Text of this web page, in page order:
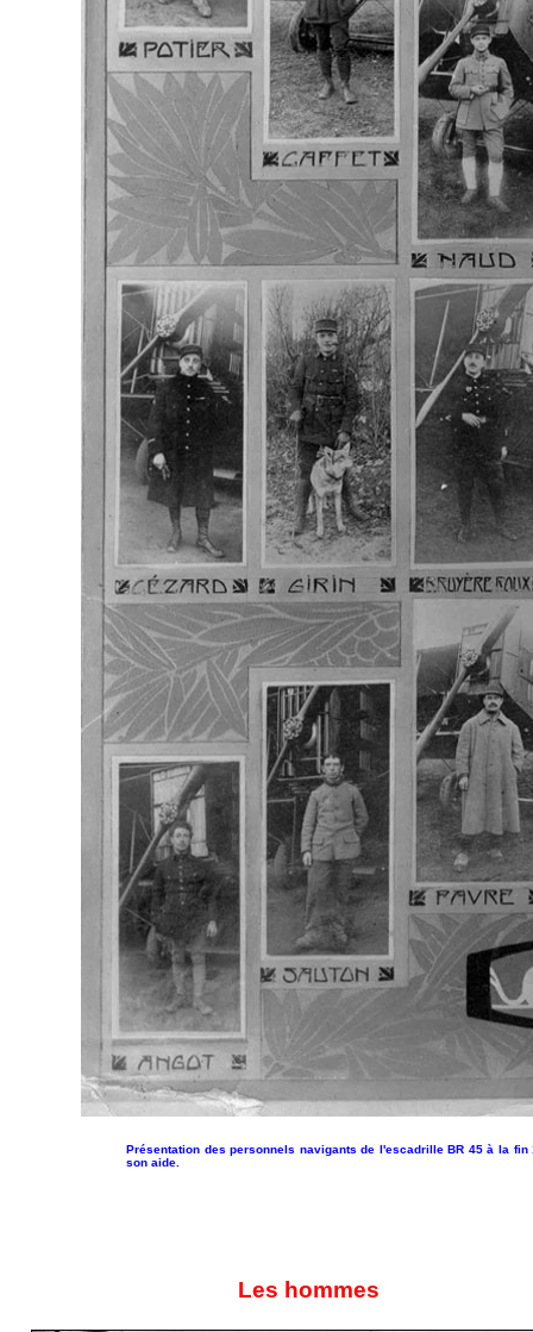
Présentation des personnels navigants de l'escadrille BR 45 à la
son aide.
Les hommes